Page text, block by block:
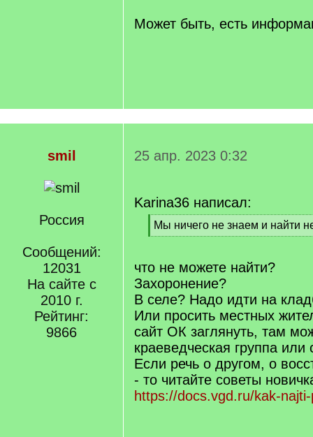
Может быть, есть
smil
Россия
Сообщений:
12031
На сайте с
2010 г.
Рейтинг:
9866
25 апр. 2023 0:32
Karina36 написал:
[
q
Мы ничего не знаем и найти
[
q
]
что не можете найти?
Захоронение?
В селе? Надо идти на
Или просить местных
сайт ОК заглянуть, там
краеведческая группа
Если речь о другом, о
- то читайте советы
https://docs.vgd.ru/kak-